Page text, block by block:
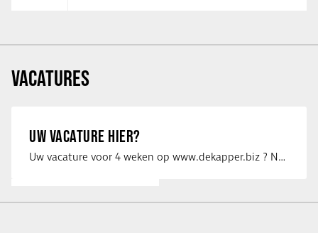
VACATURES
UW VACATURE HIER?
Uw vacature voor 4 weken op www.dekapper.biz ? Neem dan contact op met Maaike …